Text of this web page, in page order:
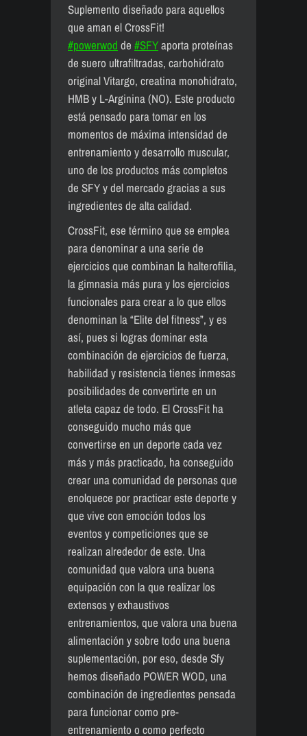
Suplemento diseñado para aquellos
que aman el CrossFit!
#powerwod de #SFYaporta proteínas
de suero ultrafiltradas, carbohidrato
original Vitargo, creatina monohidrato,
HMB y L-Arginina (NO). Este producto
está pensado para tomar en los
momentos de máxima intensidad de
entrenamiento y desarrollo muscular,
uno de los productos más completos
de SFY y del mercado gracias a sus
ingredientes de alta calidad.
CrossFit, ese término que se emplea
para denominar a una serie de
ejercicios que combinan la halterofilia,
la gimnasia más pura y los ejercicios
funcionales para crear a lo que ellos
denominan la “Elite del fitness”, y es
así, pues si logras dominar esta
combinación de ejercicios de fuerza,
habilidad y resistencia tienes inmesas
posibilidades de convertirte en un
atleta capaz de todo. El CrossFit ha
conseguido mucho más que
convertirse en un deporte cada vez
más y más practicado, ha conseguido
crear una comunidad de personas que
enolquece por practicar este deporte y
que vive con emoción todos los
eventos y competiciones que se
realizan alrededor de este. Una
comunidad que valora una buena
equipación con la que realizar los
extensos y exhaustivos
entrenamientos, que valora una buena
alimentación y sobre todo una buena
suplementación, por eso, desde Sfy
hemos diseñado POWER WOD, una
combinación de ingredientes pensada
para funcionar como pre-
entrenamiento o como perfecto